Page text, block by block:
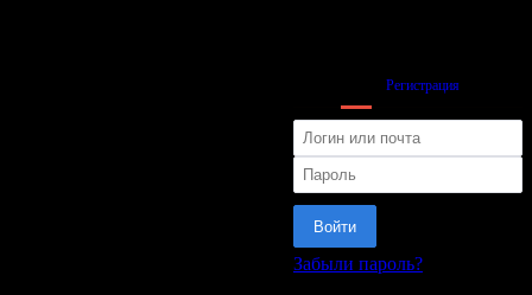
Регистрация
Войти
Забыли пароль?